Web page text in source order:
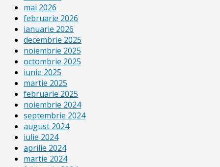
mai 2026
februarie 2026
ianuarie 2026
decembrie 2025
noiembrie 2025
octombrie 2025
iunie 2025
martie 2025
februarie 2025
noiembrie 2024
septembrie 2024
august 2024
iulie 2024
aprilie 2024
martie 2024